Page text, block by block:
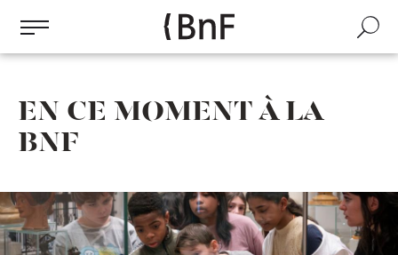
contenu
Recherche
EN CE MOMENT À LA
BNF